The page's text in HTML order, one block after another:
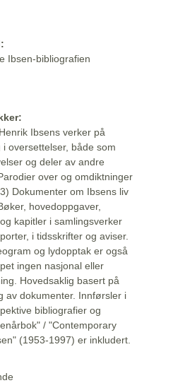
Ibsen-bibliografien
Ibsens verker på
oversettelser, både som
og deler av andre
over og omdiktninger
Dokumenter om Ibsens liv
hovedoppgaver,
kapitler i samlingsverker
i tidsskrifter og aviser.
og lydopptak er også
ingen nasjonal eller
Hovedsaklig basert på
av dokumenter. Innførsler i
bibliografier og
/ "Contemporary
(1953-1997) er inkludert.